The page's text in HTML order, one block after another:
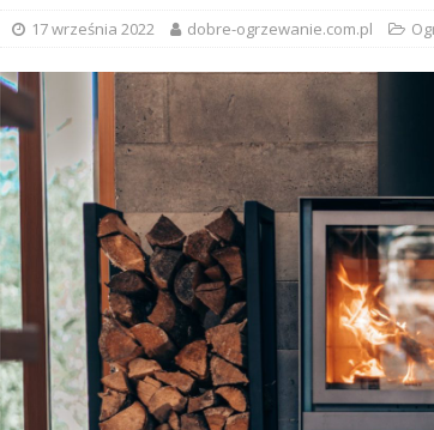
17 września 2022 dobre-ogrzewanie.com.pl